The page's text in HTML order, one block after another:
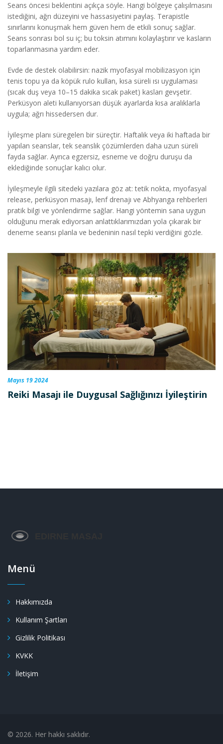
Seans öncesi beklentini açıkça söyle. Hangi bölgeye çalışılmasını
istediğini, ağrı düzeyini ve hassasiyetini paylaş. Terapistle
sınırlarını konuşmak hem güven hem de etkili sonuç sağlar.
Seans sonrası bol su iç; bu toksin atımını kolaylaştırır ve kasların
toparlanmasına yardım eder.
Evde de destek olabilirsin: nazik myofasyal mobilizasyon için
tenis topu ya da köpük rulo kullan, kısa süreli ısı uygulaması
(sıcak duş veya 10–15 dakika sıcak paket) kasları gevşetir.
Perküsyon aleti kullanıyorsan düşük ayarlarda kısa aralıklarla
uygula; ağrı hissedersen dur.
İyileşme planı süregelen bir süreçtir. Haftalık veya iki haftada bir
yapılan seanslar, tek seanslık çözümlerden daha uzun süreli
fayda sağlar. Ayrıca egzersiz, esneme ve doğru duruşu da
eklediğinde sonuçlar kalıcı olur.
İyileşmeyle ilgili sitedeki yazılara göz at: tetik nokta, myofasyal
release, perküsyon masajı, lenf drenajı ve Abhyanga rehberleri
pratik bilgi ve yönlendirme sağlar. Hangi yöntemin sana uygun
olduğunu merak ediyorsan anlattıklarımızdan yola çıkarak bir
deneme seansı planla ve bedeninin nasıl tepki verdiğini gözle.
Mayıs 19 2024
Reiki Masajı ile Duygusal Sağlığınızı İyileştirin
Menü
Hakkımızda
Kullanım Şartları
Gizlilik Politikası
KVKK
İletişim
© 2026. Her hakkı saklıdır.